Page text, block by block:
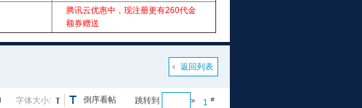
腾讯云优惠中，现注册更有260代金
额券赠送
返回列表
1 #
跳转到 »
倒序看帖
字体大小: